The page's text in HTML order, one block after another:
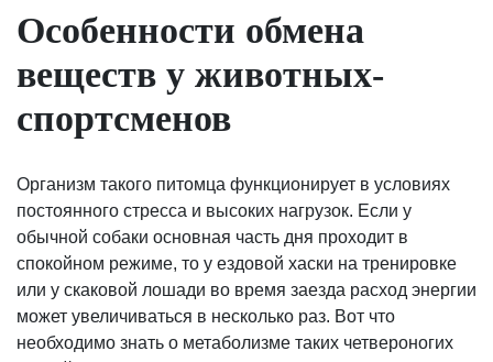
Особенности обмена
веществ у животных-
спортсменов
Организм такого питомца функционирует в условиях
постоянного стресса и высоких нагрузок. Если у
обычной собаки основная часть дня проходит в
спокойном режиме, то у ездовой хаски на тренировке
или у скаковой лошади во время заезда расход энергии
может увеличиваться в несколько раз. Вот что
необходимо знать о метаболизме таких четвероногих